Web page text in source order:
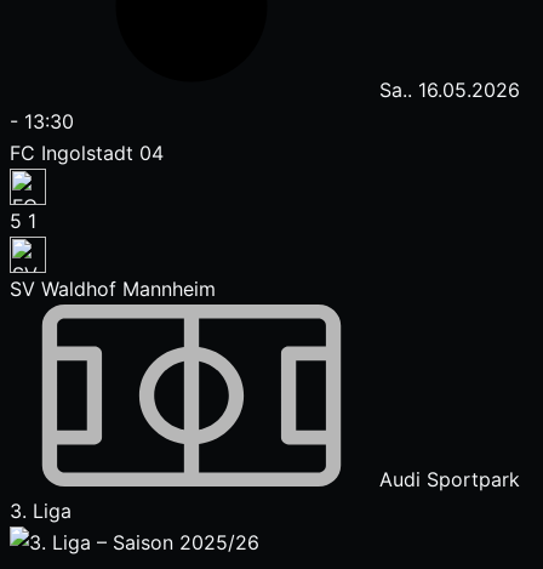
Sa.. 16.05.2026
- 13:30
FC Ingolstadt 04
5 1
SV Waldhof Mannheim
Audi Sportpark
3. Liga